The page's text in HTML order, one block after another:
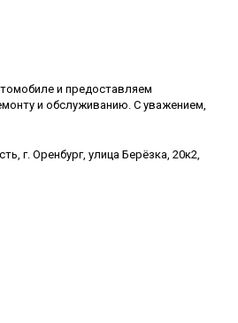
и предоставляем
и обслуживанию. С уважением,
г. Оренбург, улица Берёзка, 20к2,